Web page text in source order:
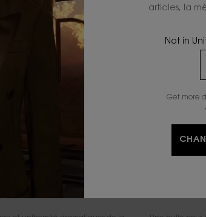
articles, la
Not in
Get more